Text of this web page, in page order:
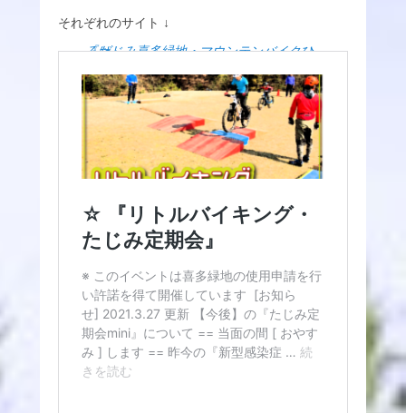
それぞれのサイト ↓
『たじみ喜多緑地・マウンテンバイクひろば』